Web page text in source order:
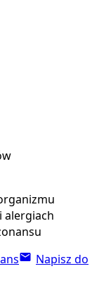
alergiach
Napisz do